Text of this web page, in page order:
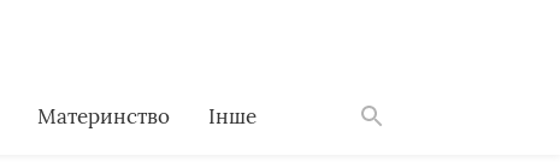
Материнство Інше